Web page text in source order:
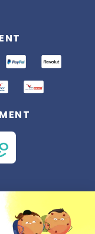
matière de données
de rectification et
des données vous